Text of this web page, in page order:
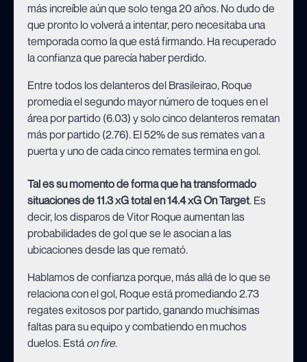
más increíble aún que solo tenga 20 años. No dudo de
que pronto lo volverá a intentar, pero necesitaba una
temporada como la que está firmando. Ha recuperado
la confianza que parecía haber perdido.
Entre todos los delanteros del Brasileirao, Roque
promedia el segundo mayor número de toques en el
área por partido (6.03) y solo cinco delanteros rematan
más por partido (2.76). El 52% de sus remates van a
puerta y uno de cada cinco remates termina en gol.
Tal es su momento de forma que ha transformado
situaciones de 11.3 xG total en 14.4 xG On Target. Es
decir, los disparos de Vitor Roque aumentan las
probabilidades de gol que se le asocian a las
ubicaciones desde las que remató.
Hablamos de confianza porque, más allá de lo que se
relaciona con el gol, Roque está promediando 2.73
regates exitosos por partido, ganando muchísimas
faltas para su equipo y combatiendo en muchos
duelos. Está on fire.